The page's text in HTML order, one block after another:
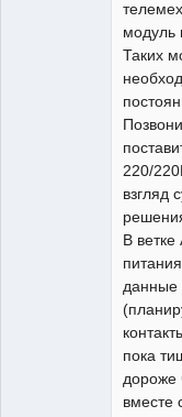
модуль
Таких
220/
взгляд
В
данные
пока
дороже
вместе